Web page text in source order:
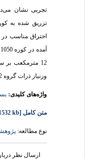
تجربی نشان
تزریق شده به
احتراق مناسب در
وزنیاز ذرات گروه 2 و %25 وزنی از ذرات گروه 3 می‌باشد.
واژه‌های کلیدی:
متن کامل[PDF 1532 kb]
نوع مطالعه:پژوهشي
ارسال نظر